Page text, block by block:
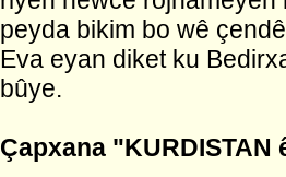
peyda bikim bo wê
Eva eyan diket ku
bûye.
Çapxana "KURDISTAN